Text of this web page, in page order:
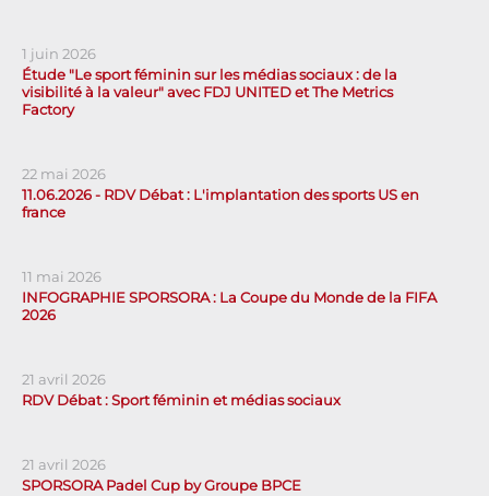
1 juin 2026
Étude "Le sport féminin sur les médias sociaux : de la
visibilité à la valeur" avec FDJ UNITED et The Metrics
Factory
22 mai 2026
11.06.2026 - RDV Débat : L'implantation des sports US en
france
11 mai 2026
INFOGRAPHIE SPORSORA : La Coupe du Monde de la FIFA
2026
21 avril 2026
RDV Débat : Sport féminin et médias sociaux
21 avril 2026
SPORSORA Padel Cup by Groupe BPCE